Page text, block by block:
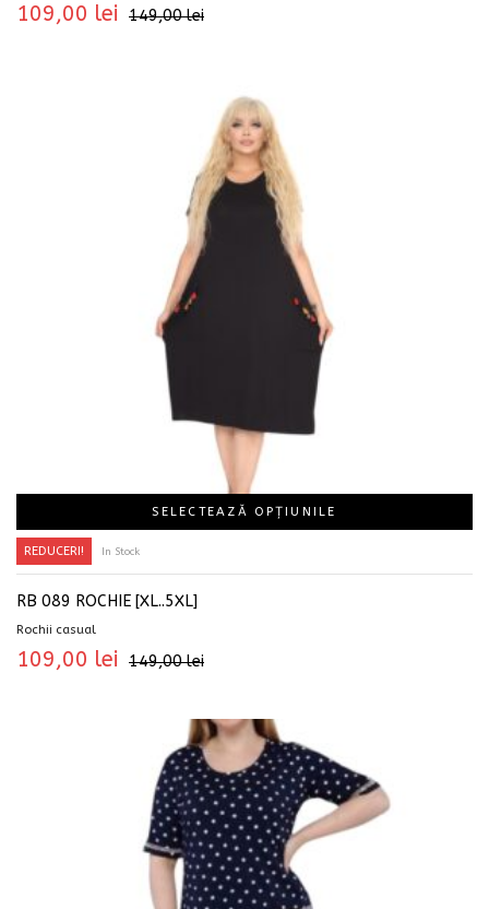
149,00lei
109,00 lei
SELECTEAZĂ OPȚIUNILE
REDUCERI! In Stock
RB 089 ROCHIE [XL..5XL]
Rochii casual
149,00lei
109,00 lei